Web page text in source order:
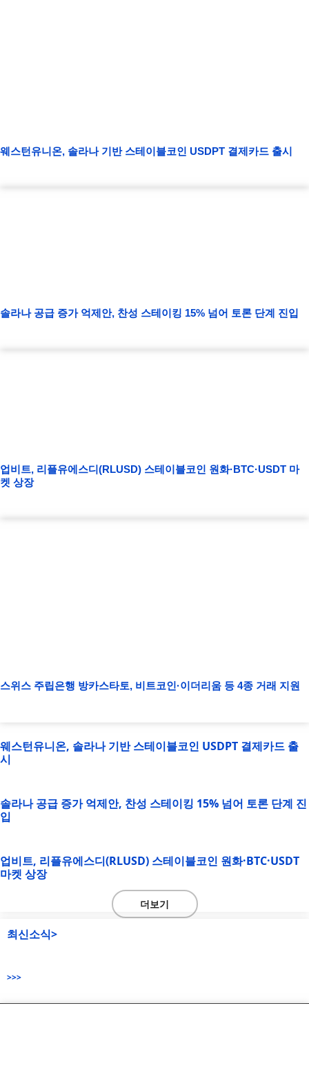
웨스턴유니온, 솔라나 기반 스테이블코인 USDPT 결제카드 출시
솔라나 공급 증가 억제안, 찬성 스테이킹 15% 넘어 토론 단계 진입
업비트, 리플유에스디(RLUSD) 스테이블코인 원화·BTC·USDT 마
켓 상장
스위스 주립은행 방카스타토, 비트코인·이더리움 등 4종 거래 지원
웨스턴유니온, 솔라나 기반 스테이블코인 USDPT 결제카드 출
시
솔라나 공급 증가 억제안, 찬성 스테이킹 15% 넘어 토론 단계 진
입
업비트, 리플유에스디(RLUSD) 스테이블코인 원화·BTC·USDT
마켓 상장
더보기
최신소식>
>>>